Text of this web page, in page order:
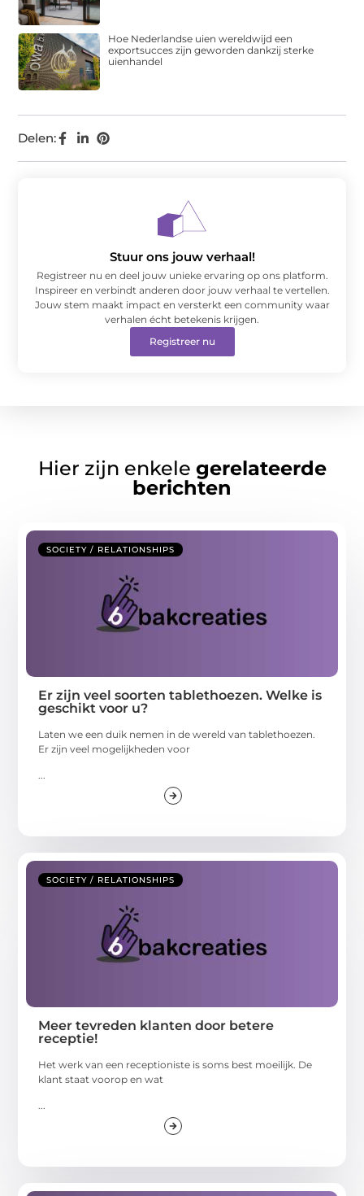
Delen:
Hoe Nederlandse uien wereldwijd een
exportsucces zijn geworden dankzij sterke
uienhandel
Stuur ons jouw verhaal!
Registreer nu en deel jouw unieke ervaring op ons platform.
Inspireer en verbindt anderen door jouw verhaal te vertellen.
Jouw stem maakt impact en versterkt een community waar
verhalen écht betekenis krijgen.
Registreer nu
Hier zijn enkele gerelateerde
berichten
SOCIETY / RELATIONSHIPS
Er zijn veel soorten tablethoezen. Welke is
geschikt voor u?
Laten we een duik nemen in de wereld van tablethoezen.
Er zijn veel mogelijkheden voor
SOCIETY / RELATIONSHIPS
Meer tevreden klanten door betere
receptie!
Het werk van een receptioniste is soms best moeilijk. De
klant staat voorop en wat
...